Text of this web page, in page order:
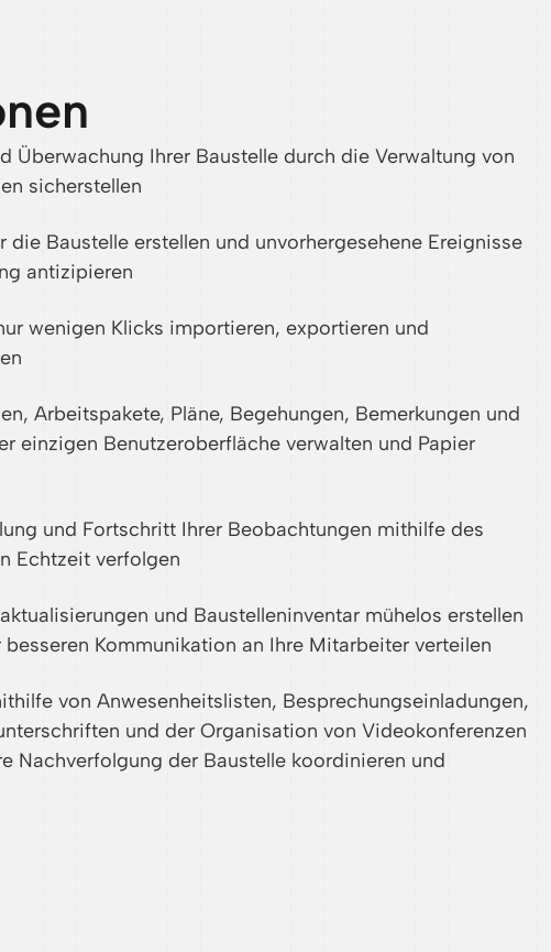
Überwachung Ihrer Baustelle durch die Verwaltung von
sicherstellen
die Baustelle erstellen und unvorhergesehene Ereignisse
antizipieren
wenigen Klicks importieren, exportieren und
Arbeitspakete, Pläne, Begehungen, Bemerkungen und
einzigen Benutzeroberfläche verwalten und Papier
und Fortschritt Ihrer Beobachtungen mithilfe des
Echtzeit verfolgen
und Baustelleninventar mühelos erstellen
besseren Kommunikation an Ihre Mitarbeiter verteilen
von Anwesenheitslisten, Besprechungseinladungen,
und der Organisation von Videokonferenzen
Nachverfolgung der Baustelle koordinieren und